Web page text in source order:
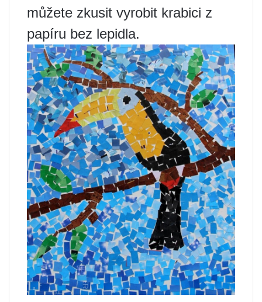
můžete zkusit vyrobit krabici z
papíru bez lepidla.